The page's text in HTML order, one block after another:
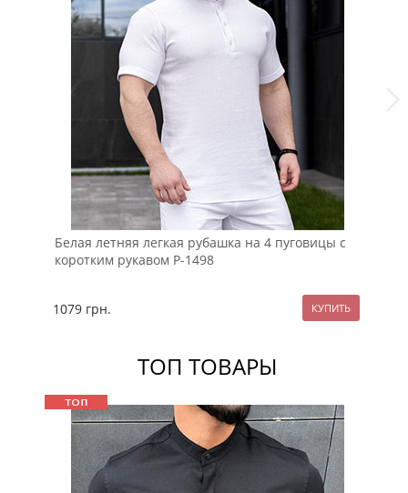
Белая летняя легкая рубашка на 4 пуговицы с
коротким рукавом Р-1498
1079 грн.
ТОП ТОВАРЫ